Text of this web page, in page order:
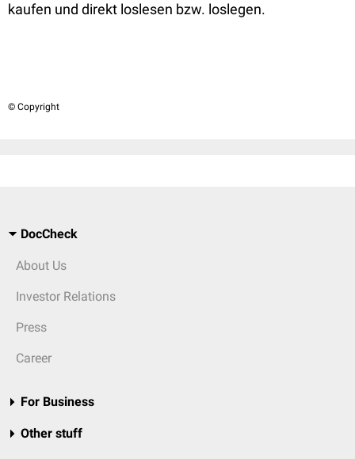
kaufen und direkt loslesen bzw. loslegen.
© Copyright
DocCheck
About Us
Investor Relations
Press
Career
For Business
Other stuff